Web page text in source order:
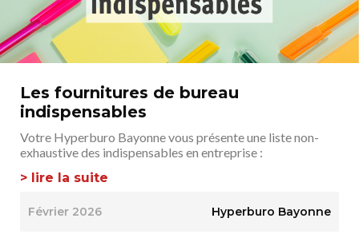
Les fournitures de bureau
indispensables
Votre Hyperburo Bayonne vous présente une liste non-
exhaustive des indispensables en entreprise :
> lire la suite
Février 2026 Hyperburo Bayonne